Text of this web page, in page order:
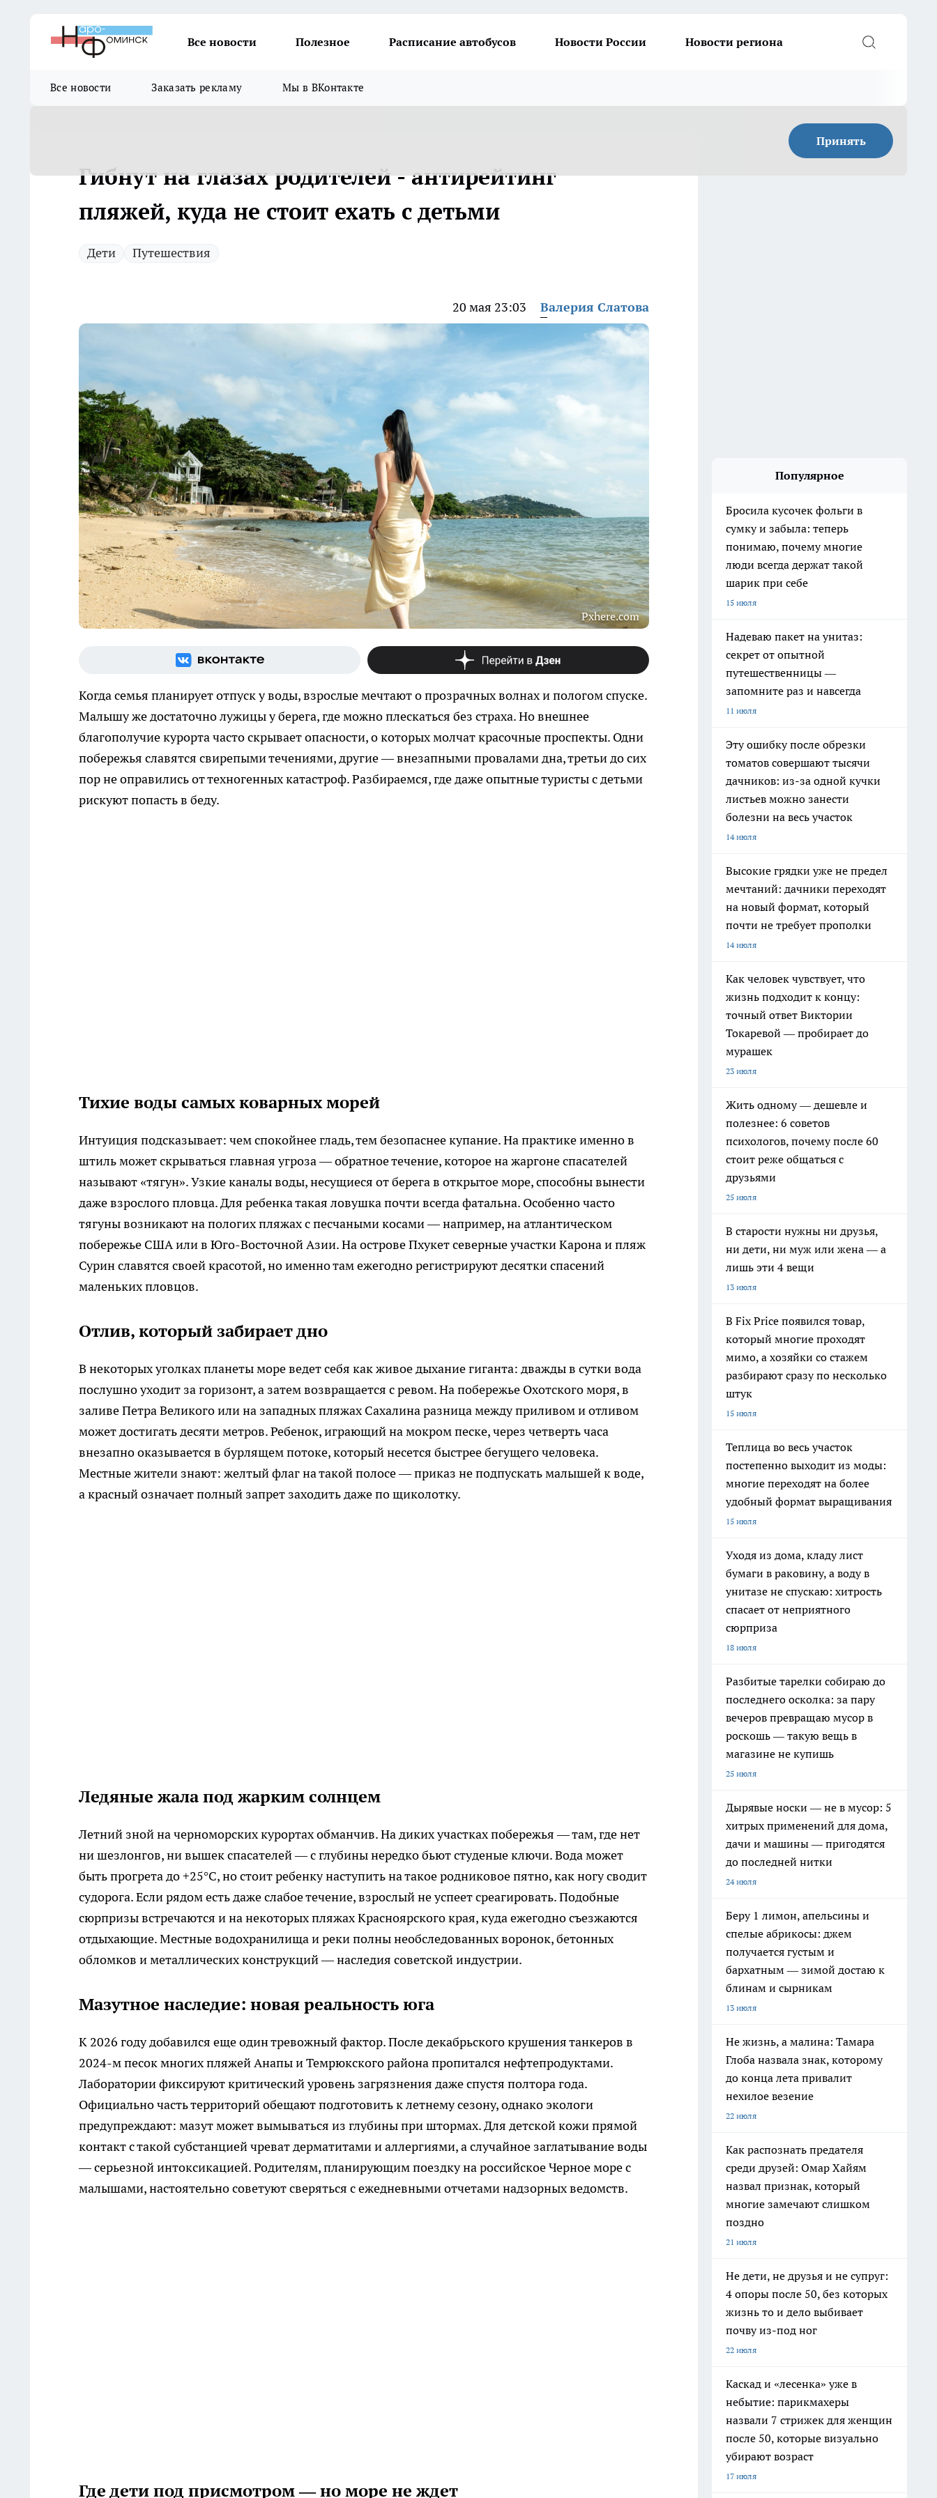
Все новости Полезное Расписание автобусов Новости России Новости региона
Все новости Заказать рекламу Мы в ВКонтакте
Принять
Гибнут на глазах родителей - антирейтинг
пляжей, куда не стоит ехать с детьми
Дети Путешествия
20 мая 23:03 Валерия Слатова
Pxhere.com
Когда семья планирует отпуск у воды, взрослые мечтают о прозрачных волнах и пологом спуске.
Малышу же достаточно лужицы у берега, где можно плескаться без страха. Но внешнее
благополучие курорта часто скрывает опасности, о которых молчат красочные проспекты. Одни
побережья славятся свирепыми течениями, другие — внезапными провалами дна, третьи до сих
пор не оправились от техногенных катастроф. Разбираемся, где даже опытные туристы с детьми
рискуют попасть в беду.
Тихие воды самых коварных морей
Интуиция подсказывает: чем спокойнее гладь, тем безопаснее купание. На практике именно в
штиль может скрываться главная угроза — обратное течение, которое на жаргоне спасателей
называют «тягун». Узкие каналы воды, несущиеся от берега в открытое море, способны вынести
даже взрослого пловца. Для ребенка такая ловушка почти всегда фатальна. Особенно часто
тягуны возникают на пологих пляжах с песчаными косами — например, на атлантическом
побережье США или в Юго-Восточной Азии. На острове Пхукет северные участки Карона и пляж
Сурин славятся своей красотой, но именно там ежегодно регистрируют десятки спасений
маленьких пловцов.
Отлив, который забирает дно
В некоторых уголках планеты море ведет себя как живое дыхание гиганта: дважды в сутки вода
послушно уходит за горизонт, а затем возвращается с ревом. На побережье Охотского моря, в
заливе Петра Великого или на западных пляжах Сахалина разница между приливом и отливом
может достигать десяти метров. Ребенок, играющий на мокром песке, через четверть часа
внезапно оказывается в бурлящем потоке, который несется быстрее бегущего человека.
Местные жители знают: желтый флаг на такой полосе — приказ не подпускать малышей к воде,
а красный означает полный запрет заходить даже по щиколотку.
Ледяные жала под жарким солнцем
Летний зной на черноморских курортах обманчив. На диких участках побережья — там, где нет
ни шезлонгов, ни вышек спасателей — с глубины нередко бьют студеные ключи. Вода может
быть прогрета до +25°C, но стоит ребенку наступить на такое родниковое пятно, как ногу сводит
судорога. Если рядом есть даже слабое течение, взрослый не успеет среагировать. Подобные
сюрпризы встречаются и на некоторых пляжах Красноярского края, куда ежегодно съезжаются
отдыхающие. Местные водохранилища и реки полны необследованных воронок, бетонных
обломков и металлических конструкций — наследия советской индустрии.
Мазутное наследие: новая реальность юга
К 2026 году добавился еще один тревожный фактор. После декабрьского крушения танкеров в
2024-м песок многих пляжей Анапы и Темрюкского района пропитался нефтепродуктами.
Лаборатории фиксируют критический уровень загрязнения даже спустя полтора года.
Официально часть территорий обещают подготовить к летнему сезону, однако экологи
предупреждают: мазут может вымываться из глубины при штормах. Для детской кожи прямой
контакт с такой субстанцией чреват дерматитами и аллергиями, а случайное заглатывание воды
— серьезной интоксикацией. Родителям, планирующим поездку на российское Черное море с
малышами, настоятельно советуют сверяться с ежедневными отчетами надзорных ведомств.
Где дети под присмотром — но море не ждет
Популярное
Бросила кусочек фольги в
сумку и забыла: теперь
понимаю, почему многие
люди всегда держат такой
шарик при себе
15 июля
Надеваю пакет на унитаз:
секрет от опытной
путешественницы —
запомните раз и навсегда
11 июля
Эту ошибку после обрезки
томатов совершают тысячи
дачников: из-за одной кучки
листьев можно занести
болезни на весь участок
14 июля
Высокие грядки уже не предел
мечтаний: дачники переходят
на новый формат, который
почти не требует прополки
14 июля
Как человек чувствует, что
жизнь подходит к концу:
точный ответ Виктории
Токаревой — пробирает до
мурашек
23 июля
Жить одному — дешевле и
полезнее: 6 советов
психологов, почему после 60
стоит реже общаться с
друзьями
25 июля
В старости нужны ни друзья,
ни дети, ни муж или жена — а
лишь эти 4 вещи
13 июля
В Fix Price появился товар,
который многие проходят
мимо, а хозяйки со стажем
разбирают сразу по несколько
штук
15 июля
Теплица во весь участок
постепенно выходит из моды:
многие переходят на более
удобный формат выращивания
15 июля
Уходя из дома, кладу лист
бумаги в раковину, а воду в
унитазе не спускаю: хитрость
спасает от неприятного
сюрприза
18 июля
Разбитые тарелки собираю до
последнего осколка: за пару
вечеров превращаю мусор в
роскошь — такую вещь в
магазине не купишь
25 июля
Дырявые носки — не в мусор: 5
хитрых применений для дома,
дачи и машины — пригодятся
до последней нитки
24 июля
Беру 1 лимон, апельсины и
спелые абрикосы: джем
получается густым и
бархатным — зимой достаю к
блинам и сырникам
13 июля
Не жизнь, а малина: Тамара
Глоба назвала знак, которому
до конца лета привалит
нехилое везение
22 июля
Как распознать предателя
среди друзей: Омар Хайям
назвал признак, который
многие замечают слишком
поздно
21 июля
Не дети, не друзья и не супруг:
4 опоры после 50, без которых
жизнь то и дело выбивает
почву из-под ног
22 июля
Каскад и «лесенка» уже в
небытие: парикмахеры
назвали 7 стрижек для женщин
после 50, которые визуально
убирают возраст
17 июля